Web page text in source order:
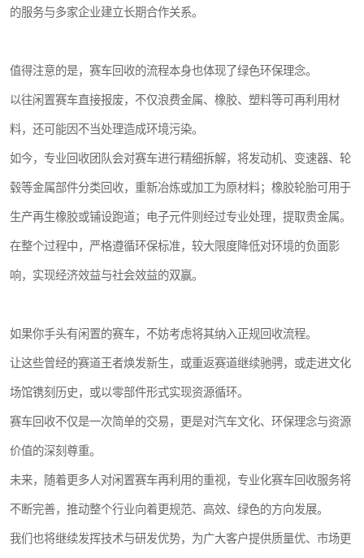
的服务与多家企业建立长期合作关系。
值得注意的是，赛车回收的流程本身也体现了绿色环保理念。
以往闲置赛车直接报废，不仅浪费金属、橡胶、塑料等可再利用材
料，还可能因不当处理造成环境污染。
如今，专业回收团队会对赛车进行精细拆解，将发动机、变速器、轮
毂等金属部件分类回收，重新冶炼或加工为原材料；橡胶轮胎可用于
生产再生橡胶或铺设跑道；电子元件则经过专业处理，提取贵金属。
在整个过程中，严格遵循环保标准，较大限度降低对环境的负面影
响，实现经济效益与社会效益的双赢。
如果你手头有闲置的赛车，不妨考虑将其纳入正规回收流程。
让这些曾经的赛道王者焕发新生，或重返赛道继续驰骋，或走进文化
场馆镌刻历史，或以零部件形式实现资源循环。
赛车回收不仅是一次简单的交易，更是对汽车文化、环保理念与资源
价值的深刻尊重。
未来，随着更多人对闲置赛车再利用的重视，专业化赛车回收服务将
不断完善，推动整个行业向着更规范、高效、绿色的方向发展。
我们也将继续发挥技术与研发优势，为广大客户提供质量优、市场更